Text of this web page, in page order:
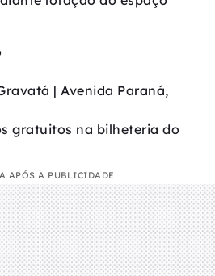
| Avenida Paraná,
gratuitos na bilheteria do
APÓS A PUBLICIDADE